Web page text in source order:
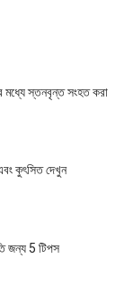
মধ্যে স্তনবৃন্ত সংহত করা
কুৎসিত দেখুন
জন্য 5 টিপস